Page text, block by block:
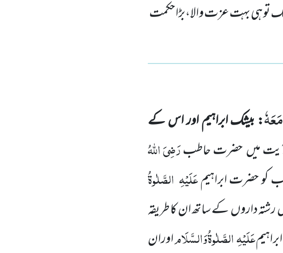
ہی بہت عزت والا،بڑا حکمت
: بیشک ابراہیماور اس کے
میںحضرت حاطبرَضِیَ اللّٰہُ
کوحضرت ابراہیمعَلَیْہِ الصَّلٰوۃُ
رشتہ داروںکے ساتھ ان کا طریقہ
عَلَیْہِالصَّلٰوۃُوَالسَّلَاماوران